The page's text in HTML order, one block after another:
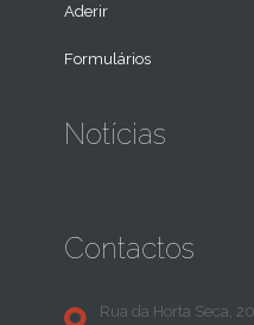
Aderir
Formulários
Notícias
Contactos
Rua da Horta Seca, 20